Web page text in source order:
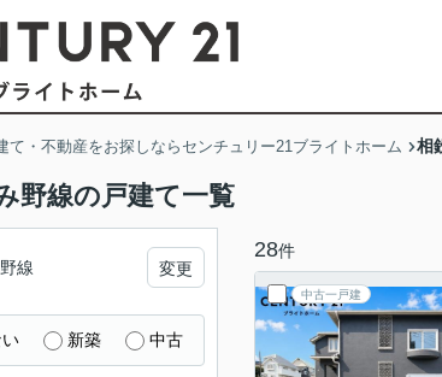
て・不動産をお探しならセンチュリー21ブライトホーム 相
野線の戸建て一覧
28件
中古一戸建
線 変更
新築 中古